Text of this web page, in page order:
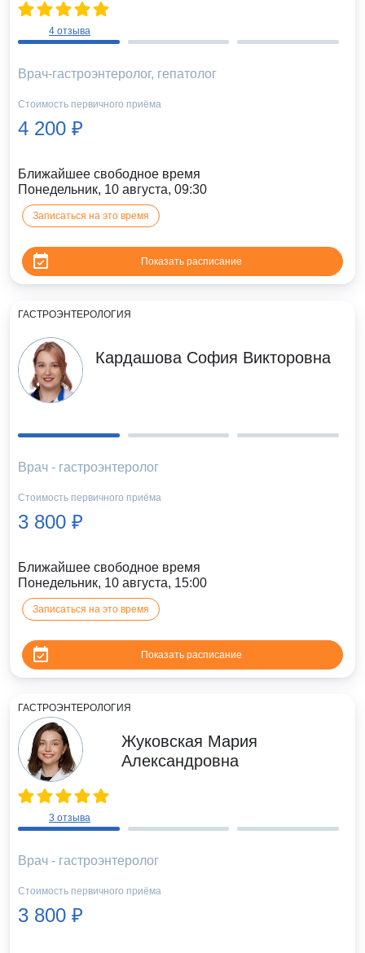
4 отзыва
Врач-гастроэнтеролог, гепатолог
Стоимость первичного приёма
4 200 ₽
Ближайшее свободное время
Понедельник, 10 августа, 09:30
Записаться на это время
Показать расписание
ГАСТРОЭНТЕРОЛОГИЯ
Кардашова София Викторовна
Врач - гастроэнтеролог
Стоимость первичного приёма
3 800 ₽
Ближайшее свободное время
Понедельник, 10 августа, 15:00
Записаться на это время
Показать расписание
ГАСТРОЭНТЕРОЛОГИЯ
3 отзыва
Жуковская Мария
Александровна
Врач - гастроэнтеролог
Стоимость первичного приёма
3 800 ₽